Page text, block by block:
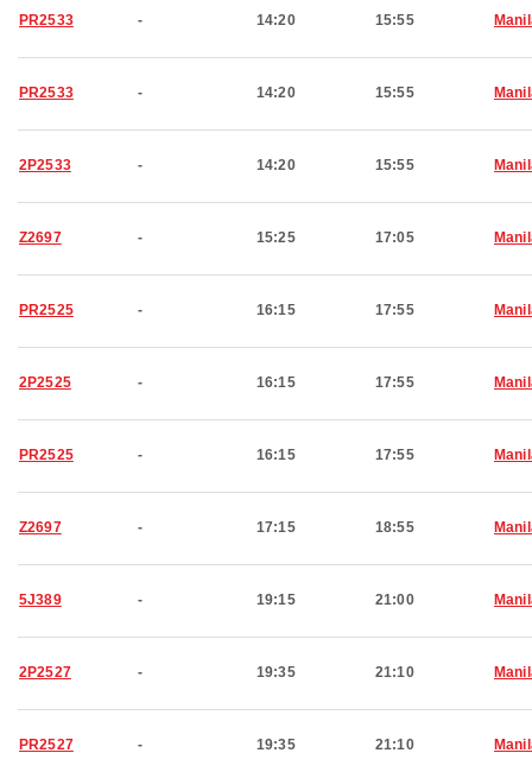
PR2533 - 14:20 15:55
PR2533 - 14:20 15:55
2P2533 - 14:20 15:55
Z2697 - 15:25 17:05
PR2525 - 16:15 17:55
2P2525 - 16:15 17:55
PR2525 - 16:15 17:55
Z2697 - 17:15 18:55
5J389 - 19:15 21:00
2P2527 - 19:35 21:10
PR2527 - 19:35 21:10